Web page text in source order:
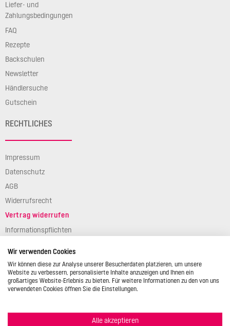
Liefer- und
Zahlungsbedingungen
FAQ
Rezepte
Backschulen
Newsletter
Händlersuche
Gutschein
RECHTLICHES
Impressum
Datenschutz
AGB
Widerrufsrecht
Vertrag widerrufen
Informationspflichten
© 2026 STÄDTER GmbH • Am Kreuzweg 1 • 35469 Allendorf/Lumda •
Wir verwenden Cookies
Wir können diese zur Analyse unserer Besucherdaten platzieren, um unsere
Website zu verbessern, personalisierte Inhalte anzuzeigen und Ihnen ein
großartiges Website-Erlebnis zu bieten. Für weitere Informationen zu den von uns
verwendeten Cookies öffnen Sie die Einstellungen.
Alle akzeptieren